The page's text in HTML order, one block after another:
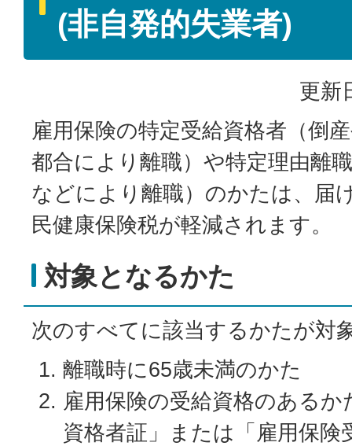
(非自発的失業者)
更新
雇用保険の特定受給資格者（倒
都合により離職）や特定理由離
などにより離職）のかたは、届
民健康保険税が軽減されます。
対象となるかた
次のすべてに該当するかたが対
離職時に65歳未満のかた
雇用保険の受給資格のあるか
資格者証」または「雇用保険